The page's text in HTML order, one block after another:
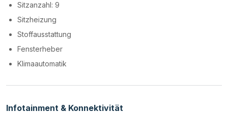
Sitzanzahl: 9
Sitzheizung
Stoffausstattung
Fensterheber
Klimaautomatik
Infotainment & Konnektivität